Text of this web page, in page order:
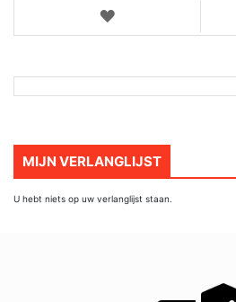
VERLANGLIJST
MIJN VERLANGLIJST
U hebt niets op uw verlanglijst staan.